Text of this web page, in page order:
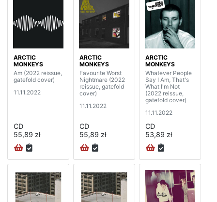
ARCTIC
MONKEYS
Am (2022 reissue,
gatefold cover)
11.11.2022
CD
55,89 zł
ARCTIC
MONKEYS
Favourite Worst
Nightmare (2022
reissue, gatefold
cover)
11.11.2022
CD
55,89 zł
ARCTIC
MONKEYS
Whatever People
Say I Am, That's
What I'm Not
(2022 reissue,
gatefold cover)
11.11.2022
CD
53,89 zł